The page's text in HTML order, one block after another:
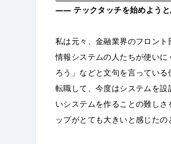
―― テックタッチを始めよう
私は元々、金融業界のフロン
情報システムの人たちが使い
ろう」などと文句を言ってい
転職して、今度はシステムを
いシステムを作ることの難し
ップがとても大きいと感じたの